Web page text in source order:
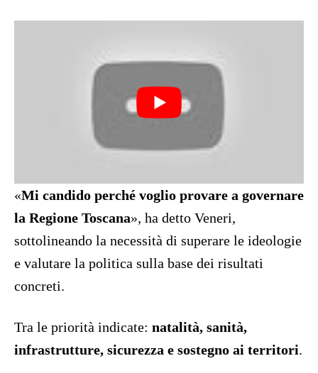
«Mi candido perché voglio provare a governare
la Regione Toscana», ha detto Veneri,
sottolineando la necessità di superare le ideologie
e valutare la politica sulla base dei risultati
concreti.
Tra le priorità indicate: natalità, sanità,
infrastrutture, sicurezza e sostegno ai territori.